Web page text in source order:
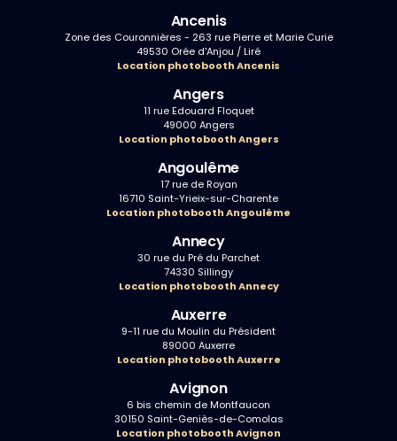
Ancenis
Zone des Couronnières - 263 rue Pierre et Marie Curie
49530 Orée d'Anjou / Liré
Location photobooth Ancenis
Angers
11 rue Edouard Floquet
49000 Angers
Location photobooth Angers
Angoulême
17 rue de Royan
16710 Saint-Yrieix-sur-Charente
Location photobooth Angoulême
Annecy
30 rue du Pré du Parchet
74330 Sillingy
Location photobooth Annecy
Auxerre
9-11 rue du Moulin du Président
89000 Auxerre
Location photobooth Auxerre
Avignon
6 bis chemin de Montfaucon
30150 Saint-Geniès-de-Comolas
Location photobooth Avignon